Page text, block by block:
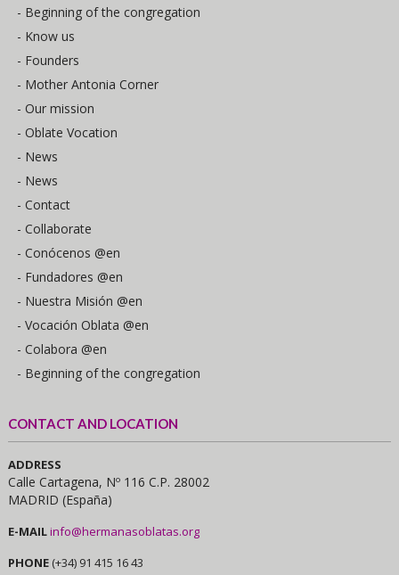
- Beginning of the congregation
- Know us
- Founders
- Mother Antonia Corner
- Our mission
- Oblate Vocation
- News
- News
- Contact
- Collaborate
- Conócenos @en
- Fundadores @en
- Nuestra Misión @en
- Vocación Oblata @en
- Colabora @en
- Beginning of the congregation
CONTACT AND LOCATION
ADDRESS
Calle Cartagena, Nº 116 C.P. 28002
MADRID (España)
E-MAILinfo@hermanasoblatas.org
PHONE (+34) 91 415 16 43